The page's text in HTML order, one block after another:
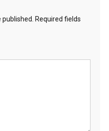
Required fields